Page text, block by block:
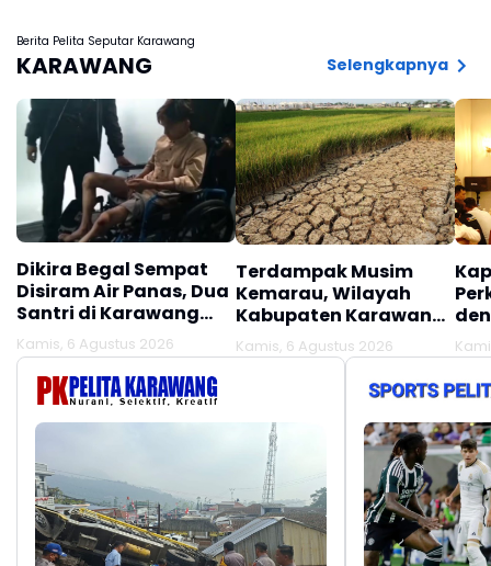
Berita Pelita Seputar Karawang
KARAWANG Selengkapnya
Dikira Begal Sempat
Disiram Air Panas, Dua
Santri di Karawang
Terluka Akibat Aksi
Oknum Linmas
Kamis, 6 Agustus 2026
Terdampak Musim
Kemarau, Wilayah
Kabupaten Karawang
Kekeringan Makin
Meluas
Kamis, 6 Agustus 2026